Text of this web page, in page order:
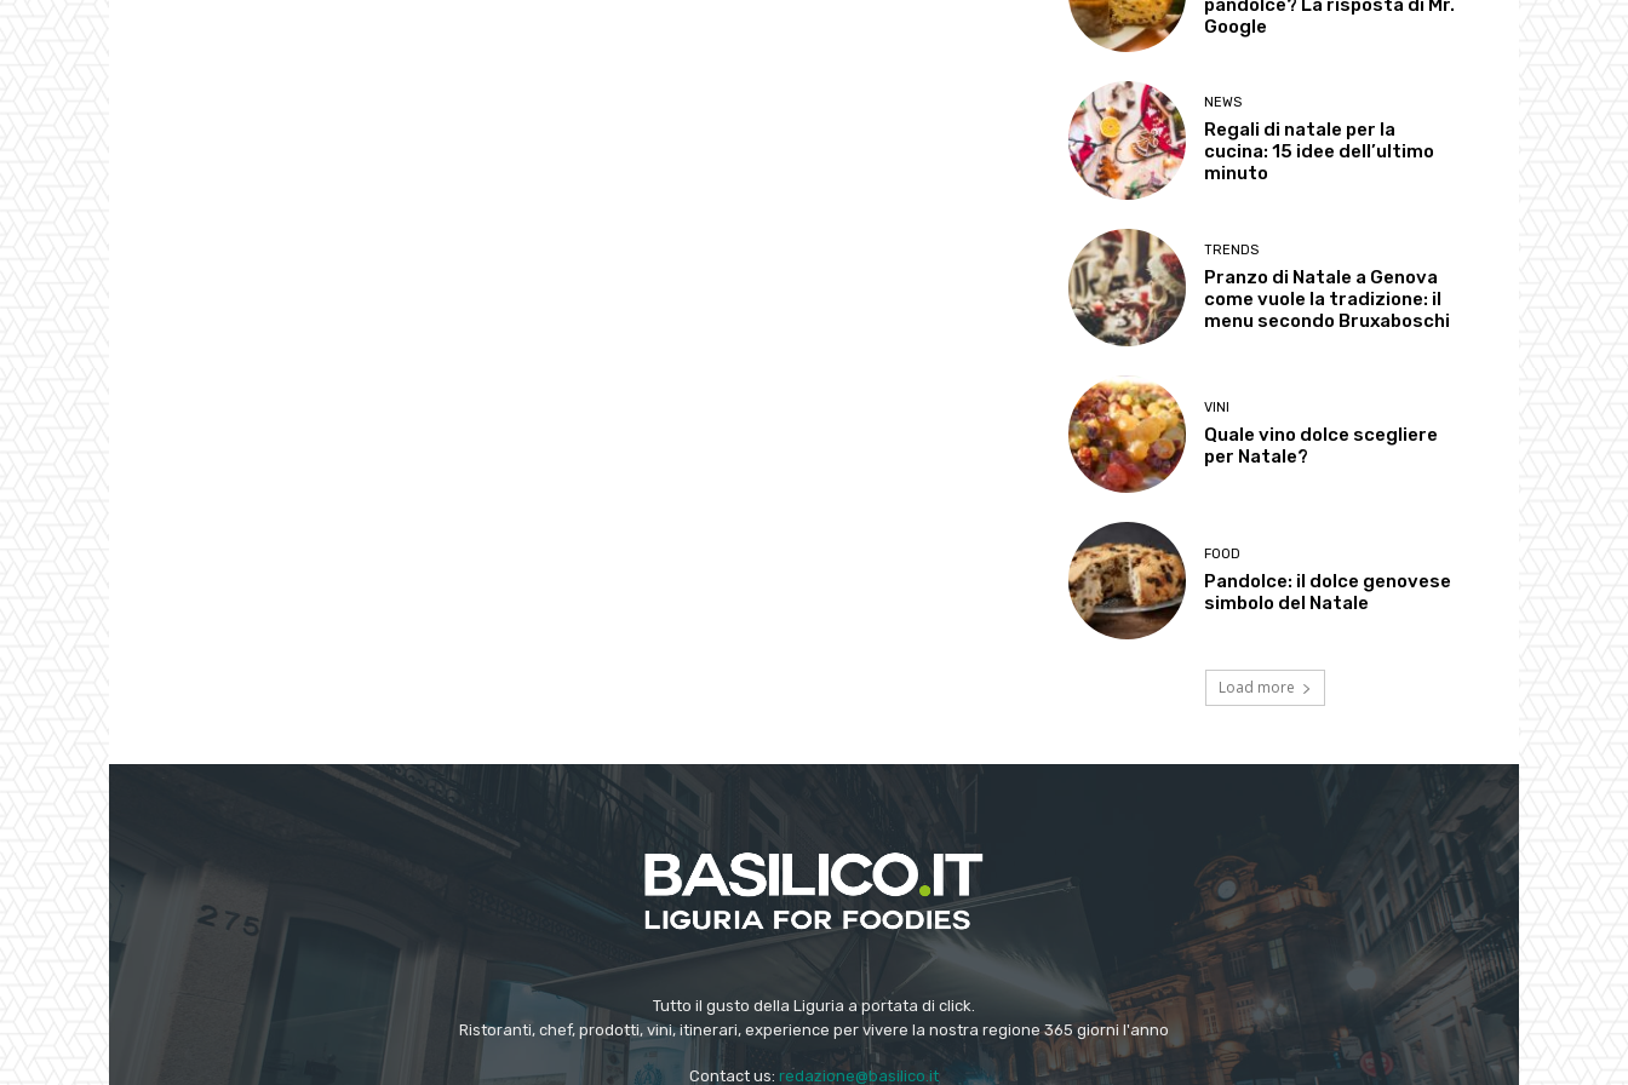
pandolce? La risposta di Mr.
Google
NEWS
Regali di natale per la
cucina: 15 idee dell’ultimo
minuto
TRENDS
Pranzo di Natale a Genova
come vuole la tradizione: il
menu secondo Bruxaboschi
VINI
Quale vino dolce scegliere
per Natale?
FOOD
Pandolce: il dolce genovese
simbolo del Natale
Load more
Tutto il gusto della Liguria a portata di click.
Ristoranti, chef, prodotti, vini, itinerari, experience per vivere la nostra regione 365 giorni l'anno
Contact us: redazione@basilico.it